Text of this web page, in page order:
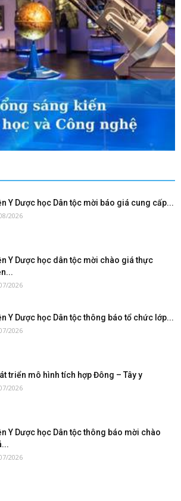
Y Dược học Dân tộc mời báo giá cung cấp...
2026
Y Dược học dân tộc mời chào giá thực
2026
Y Dược học Dân tộc thông báo tổ chức lớp...
2026
triển mô hình tích hợp Đông – Tây y
2026
Y Dược học Dân tộc thông báo mời chào
2026